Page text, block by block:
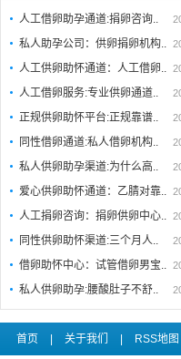
人工借卵助孕通道:捐卵咨询..
私人助孕公司：供卵捐卵机构..
人工供卵助怀通道：人工借卵..
人工借卵服务:专业供卵通道..
正规供卵助怀平台:正规靠谱..
同性借卵通道:私人借卵机构..
私人供卵助孕渠道:为什么高..
爱心供卵助怀通道：乙腈对靠..
人工捐卵咨询：捐卵供卵中心..
同性供卵助怀渠道:三个月人..
借卵助怀中心：试管借卵男宝..
私人供卵助孕:腰酸肚子不舒..
首页 关于我们 RSS地图